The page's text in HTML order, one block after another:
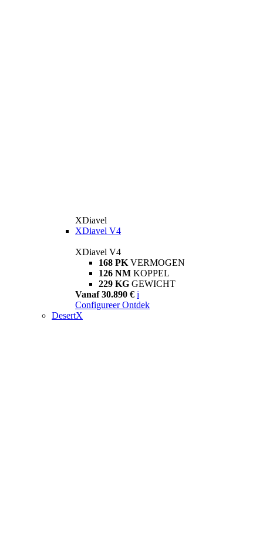
XDiavel
XDiavel V4
XDiavel V4
168 PK VERMOGEN
126 NM KOPPEL
229 KG GEWICHT
Vanaf 30.890 € i
Configureer Ontdek
DesertX